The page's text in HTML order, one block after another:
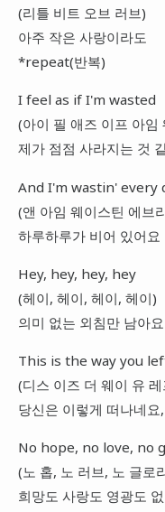
(리틀 비트 오브 러브)
아주 작은 사랑이라도
*repeat(반복)
I feel as if I'm wasted
(아이 필 애즈 이프 아임
제가 점점 사라지는 것
And I'm wastin' every
(앤 아임 웨이스틴 에브
하루하루가 비어 있어요
Hey, hey, hey, hey
(헤이, 헤이, 헤이, 헤이)
의미 없는 외침만 남아요
This is the way you
(디스 이즈 더 웨이 유
당신은 이렇게 떠나네
No hope, no love, no
(노 홉, 노 러브, 노 글로
희망도 사랑도 영광도